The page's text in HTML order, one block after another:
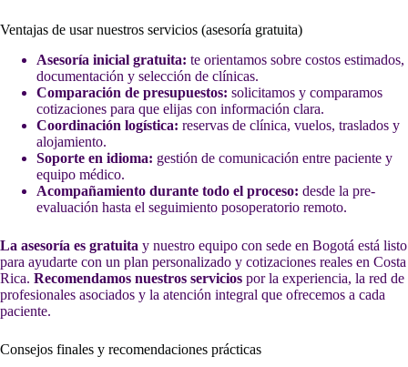
Ventajas de usar nuestros servicios (asesoría gratuita)
Asesoría inicial gratuita: te orientamos sobre costos estimados,
documentación y selección de clínicas.
Comparación de presupuestos: solicitamos y comparamos
cotizaciones para que elijas con información clara.
Coordinación logística: reservas de clínica, vuelos, traslados y
alojamiento.
Soporte en idioma: gestión de comunicación entre paciente y
equipo médico.
Acompañamiento durante todo el proceso: desde la pre-
evaluación hasta el seguimiento posoperatorio remoto.
La asesoría es gratuita y nuestro equipo con sede en Bogotá está listo
para ayudarte con un plan personalizado y cotizaciones reales en Costa
Rica. Recomendamos nuestros servicios por la experiencia, la red de
profesionales asociados y la atención integral que ofrecemos a cada
paciente.
Consejos finales y recomendaciones prácticas